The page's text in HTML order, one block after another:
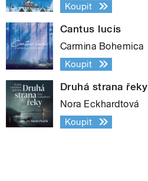
Koupit
Cantus lucis
Carmina Bohemica
Koupit
Druhá strana řeky
Nora Eckhardtová
Koupit